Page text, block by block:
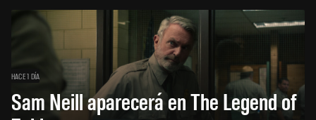
HACE 1 DÍA
Sam Neill aparecerá en The Legend of